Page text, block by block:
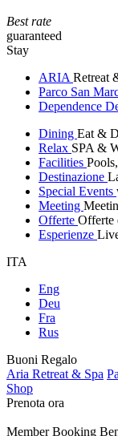
Best rate
guaranteed
Stay
ARIA Retreat
Parco San
Dependence
Dining Eat &
Relax SPA &
Facilities
Destinazione
Special Events
Meeting
Offerte Offerte
Esperienze
ITA
Eng
Deu
Fra
Rus
Buoni Regalo
Aria Retreat & Spa
Shop
Prenota ora
Member Booking